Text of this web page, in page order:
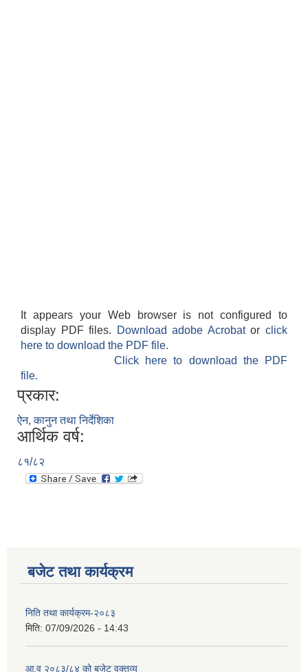
It appears your Web browser is not configured to
display PDF files.
Download adobe Acrobatorclick
here to download the PDF file.
Click here to download the PDF
file.
प्रकार:
ऐन, कानुन तथा निर्देशिका
आर्थिक वर्ष:
८१/८२
बजेट तथा कार्यक्रम
निति तथा कार्यक्रम-२०८३
मिति: 07/09/2026 - 14:43
आ.व २०८३/८४ को बजेट वक्तव्य